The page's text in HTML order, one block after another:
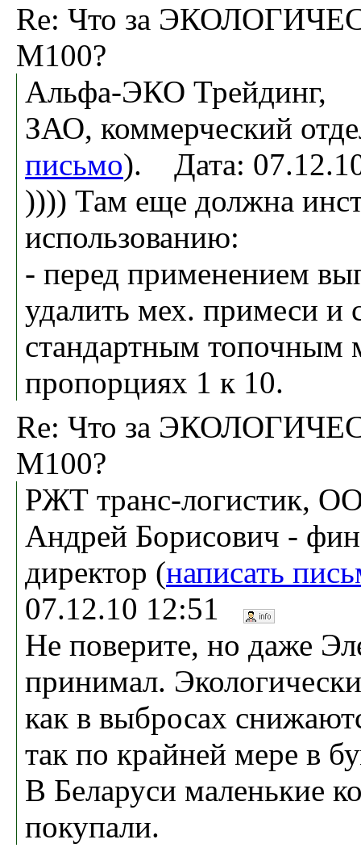
Re: Что за
М100?
Альфа-ЭКО Трейдинг,
ЗАО, коммерческий
письмо). Дата:
)))) Там еще должна
использованию:
- перед применением
удалить мех. примеси и
стандартным топочным
пропорциях 1 к 10.
Re: Что за
М100?
РЖТ транс-логистик,
Андрей Борисович -
директор (написать
07.12.10 12:51
Не поверите, но даже
принимал.
как в выбросах
так по крайней мере в
В Беларуси маленькие
покупали.